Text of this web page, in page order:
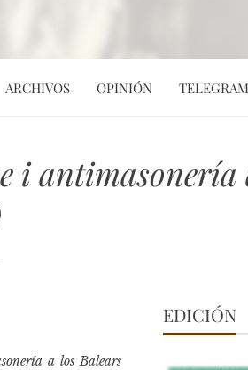
ARCHIVOS OPINIÓN TELEGRAM
i antimasonería
a los Balears
EDICIÓN